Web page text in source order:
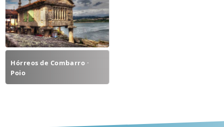
Hórreos de Combarro ·
Poio